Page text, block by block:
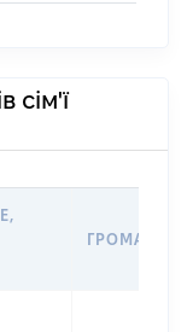
сім'ї